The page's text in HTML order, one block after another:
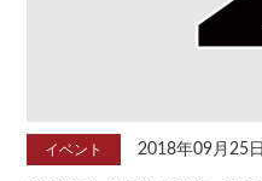
イベント 2018年09月25日